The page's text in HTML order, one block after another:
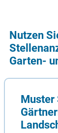
Nutzen
Garten-
Muster